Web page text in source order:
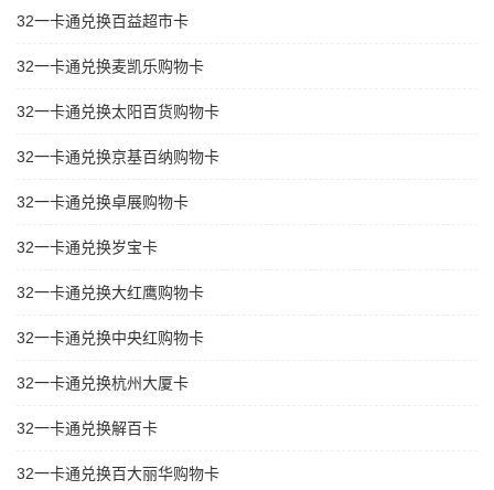
32一卡通兑换百益超市卡
32一卡通兑换麦凯乐购物卡
32一卡通兑换太阳百货购物卡
32一卡通兑换京基百纳购物卡
32一卡通兑换卓展购物卡
32一卡通兑换岁宝卡
32一卡通兑换大红鹰购物卡
32一卡通兑换中央红购物卡
32一卡通兑换杭州大厦卡
32一卡通兑换解百卡
32一卡通兑换百大丽华购物卡